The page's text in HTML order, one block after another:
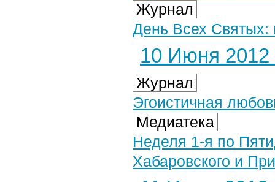
Журнал
День Всех
10 Июня 2012
Журнал
Эгоистичная
Медиатека
Неделя 1-я по
Хабаровского и